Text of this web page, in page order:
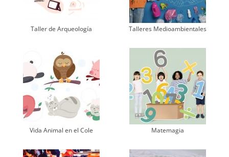
Taller de Arqueología Talleres Medioambientales
Vida Animal en el Cole Matemagia